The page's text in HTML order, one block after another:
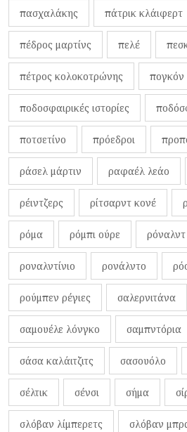
πασχαλάκης πάτρικ κλάιφερτ
πέδρος μαρτίνς πελέ
πέτρος κολοκοτρώνης πογκόν
ποδοσφαιρικές ιστορίες
ποτσετίνο πρόεδροι
ράσελ μάρτιν ραφαέλ λεάο
ρέιντζερς ρίτσαρντ κονέ
ρόμα ρόμπι ούρε
ροναλντίνιο ρονάλντο
ρούμπεν ρέγιες σαλερνιτάνα
σαμουέλε λόνγκο σαμπντόρια
σάσα καλάιτζιτς σασουόλο
σέλτικ σένσι σήμα
σλόβαν λίμπερετς σλόβαν